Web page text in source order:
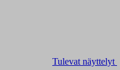
Tulevat näyttelyt